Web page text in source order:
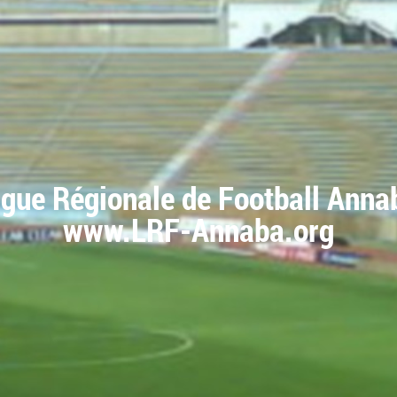
Régionale de Football
www.LRF-Annaba.org